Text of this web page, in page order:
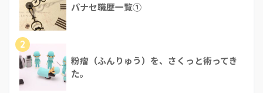
パナセ職歴一覧①
2
粉瘤（ふんりゅう）を、さくっと術ってき
た。